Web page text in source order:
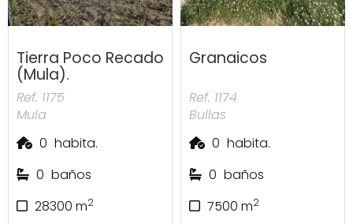
Tierra Poco Recado
(Mula).
Ref. 1175
Mula
0 habita.
0 baños
28300 m2
Granaicos
Ref. 1174
Bullas
0 habita.
0 baños
7500 m2